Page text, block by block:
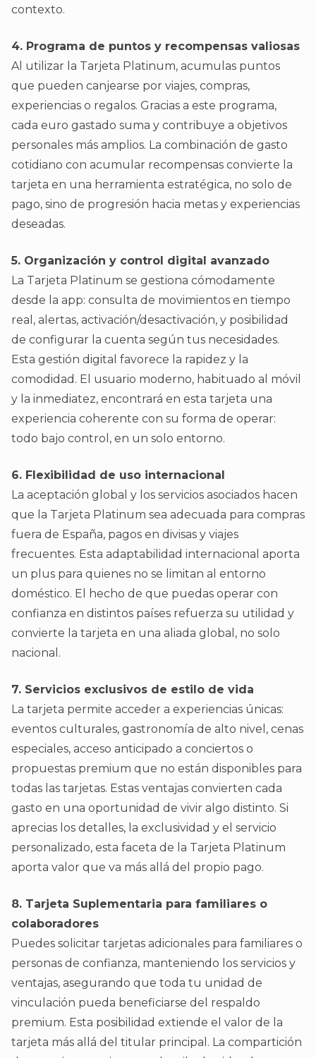
contexto.
4. Programa de puntos y recompensas valiosas
Al utilizar la Tarjeta Platinum, acumulas puntos
que pueden canjearse por viajes, compras,
experiencias o regalos. Gracias a este programa,
cada euro gastado suma y contribuye a objetivos
personales más amplios. La combinación de gasto
cotidiano con acumular recompensas convierte la
tarjeta en una herramienta estratégica, no solo de
pago, sino de progresión hacia metas y experiencias
deseadas.
5. Organización y control digital avanzado
La Tarjeta Platinum se gestiona cómodamente
desde la app: consulta de movimientos en tiempo
real, alertas, activación/desactivación, y posibilidad
de configurar la cuenta según tus necesidades.
Esta gestión digital favorece la rapidez y la
comodidad. El usuario moderno, habituado al móvil
y la inmediatez, encontrará en esta tarjeta una
experiencia coherente con su forma de operar:
todo bajo control, en un solo entorno.
6. Flexibilidad de uso internacional
La aceptación global y los servicios asociados hacen
que la Tarjeta Platinum sea adecuada para compras
fuera de España, pagos en divisas y viajes
frecuentes. Esta adaptabilidad internacional aporta
un plus para quienes no se limitan al entorno
doméstico. El hecho de que puedas operar con
confianza en distintos países refuerza su utilidad y
convierte la tarjeta en una aliada global, no solo
nacional.
7. Servicios exclusivos de estilo de vida
La tarjeta permite acceder a experiencias únicas:
eventos culturales, gastronomía de alto nivel, cenas
especiales, acceso anticipado a conciertos o
propuestas premium que no están disponibles para
todas las tarjetas. Estas ventajas convierten cada
gasto en una oportunidad de vivir algo distinto. Si
aprecias los detalles, la exclusividad y el servicio
personalizado, esta faceta de la Tarjeta Platinum
aporta valor que va más allá del propio pago.
8. Tarjeta Suplementaria para familiares o
colaboradores
Puedes solicitar tarjetas adicionales para familiares o
personas de confianza, manteniendo los servicios y
ventajas, asegurando que toda tu unidad de
vinculación pueda beneficiarse del respaldo
premium. Esta posibilidad extiende el valor de la
tarjeta más allá del titular principal. La compartición